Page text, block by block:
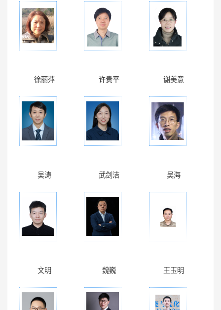
徐丽萍 许贵平 谢美意
吴涛 武剑洁 吴海
文明 魏巍 王玉明